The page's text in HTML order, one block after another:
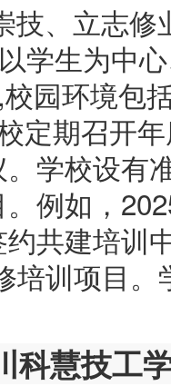
技、立志
学生为中
园环境包
定期召开
学校设有
例如，
共建培训
培训项目
科慧技工